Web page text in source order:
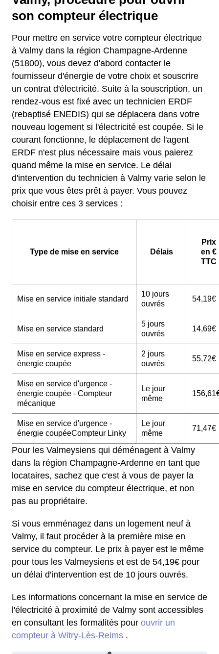
son compteur électrique
Pour mettre en service votre compteur électrique
à Valmy dans la région Champagne-Ardenne
(51800), vous devez d'abord contacter le
fournisseur d'énergie de votre choix et souscrire
un contrat d'électricité. Suite à la souscription, un
rendez-vous est fixé avec un technicien ERDF
(rebaptisé ENEDIS) qui se déplacera dans votre
nouveau logement si l'électricité est coupée. Si le
courant fonctionne, le déplacement de l'agent
ERDF n'est plus nécessaire mais vous paierez
quand même la mise en service. Le délai
d'intervention du technicien à Valmy varie selon le
prix que vous êtes prêt à payer. Vous pouvez
choisir entre ces 3 services :
Type de mise en service Délais
Prix
en €
TTC
Mise en service initiale standard
10 jours
ouvrés
54,19€
Mise en service standard
5 jours
ouvrés
14,69€
Mise en service express -
énergie coupée
2 jours
ouvrés
55,72€
Mise en service d'urgence -
énergie coupée - Compteur
mécanique
Le jour
même
Mise en service d'urgence -
énergie coupéeCompteur Linky
Le jour
même
71,47€
Pour les Valmeysiens qui déménagent à Valmy
dans la région Champagne-Ardenne en tant que
locataires, sachez que c'est à vous de payer la
mise en service du compteur électrique, et non
pas au propriétaire.
Si vous emménagez dans un logement neuf à
Valmy, il faut procéder à la première mise en
service du compteur. Le prix à payer est le même
pour tous les Valmeysiens et est de 54,19€ pour
un délai d'intervention est de 10 jours ouvrés.
Les informations concernant la mise en service de
l'électricité à proximité de Valmy sont accessibles
en consultant les formalités pour ouvrir un
compteur à Witry-Lès-Reims .